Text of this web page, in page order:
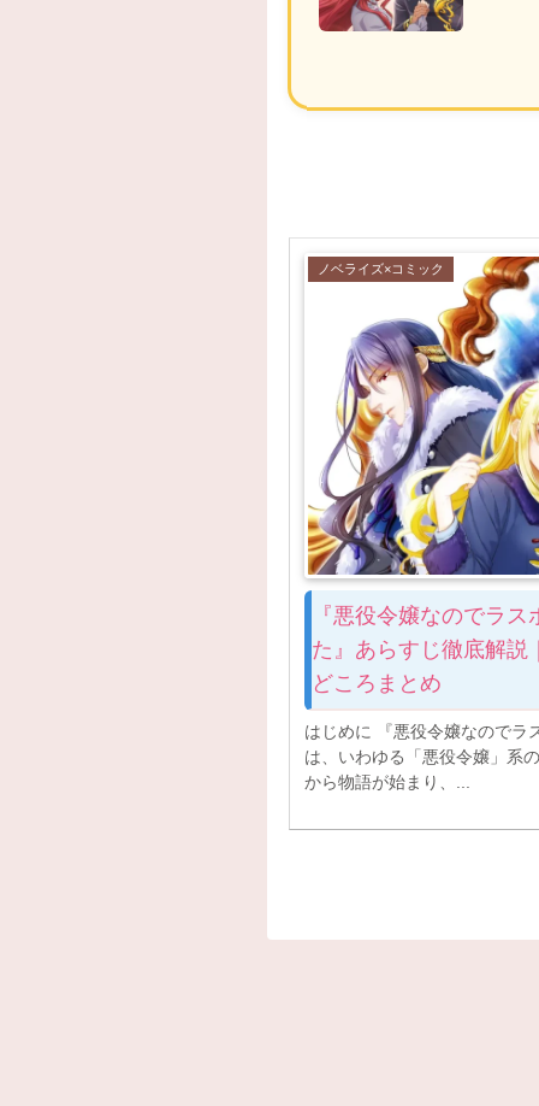
ノベライズ×コミック
『悪役令嬢なのでラ
た』あらすじ徹底解説
どころまとめ
はじめに 『悪役令嬢なのでラ
は、いわゆる「悪役令嬢」系
から物語が始まり、...